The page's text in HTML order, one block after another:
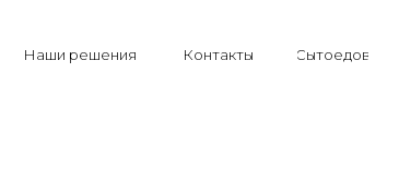
Контакты Сытоедов
Наши решения